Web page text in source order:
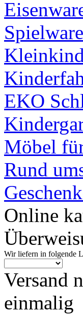
EKO
Möbel
Rund
Online
Wir liefern in folgende
Versand
einmalig